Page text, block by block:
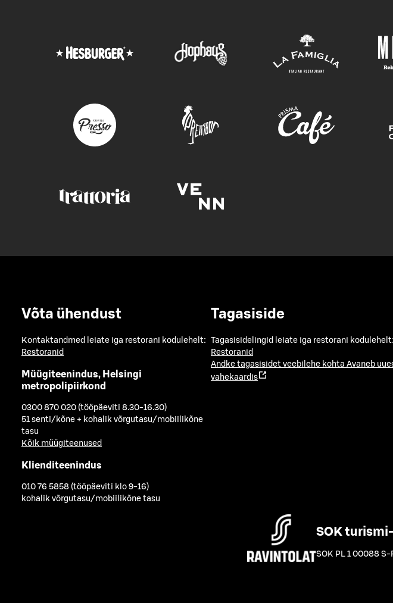
Võta ühendust
Kontaktandmed leiate iga restorani kodulehelt:
Restoranid
Müügiteenindus, Helsingi
metropolipiirkond
0300 870 020 (tööpäeviti 8.30-16.30)
51 senti/kõne + kohalik võrgutasu/mobiilikõne
tasu
Kõik müügiteenused
Klienditeenindus
010 76 5858 (tööpäeviti klo 9-16)
kohalik võrgutasu/mobiilikõne tasu
Tagasiside
Tagasisidelingid leiate iga restorani kodulehelt:
Restoranid
Andke tagasisidet veebilehe kohta Avaneb
vahekaardis
SOK
SOK PL 1 00088 S-